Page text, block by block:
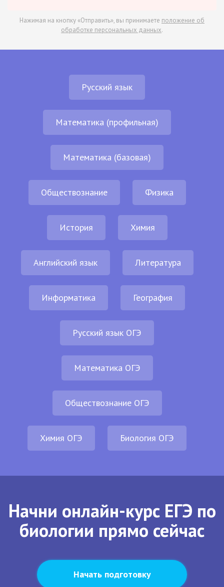
Нажимая на кнопку «Отправить», вы принимаете положение об
обработке персональных данных.
Русский язык
Математика (профильная)
Математика (базовая)
Обществознание Физика
История Химия
Английский язык Литература
Информатика География
Русский язык ОГЭ
Математика ОГЭ
Обществознание ОГЭ
Химия ОГЭ Биология ОГЭ
Начни онлайн-курс ЕГЭ по
биологии прямо сейчас
Начать подготовку